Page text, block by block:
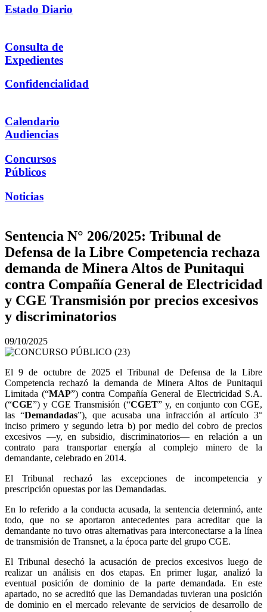
Estado Diario
Consulta de
Expedientes
Confidencialidad
Calendario
Audiencias
Concursos
Públicos
Noticias
Sentencia N° 206/2025: Tribunal de
Defensa de la Libre Competencia rechaza
demanda de Minera Altos de Punitaqui
contra Compañía General de Electricidad
y CGE Transmisión por precios excesivos
y discriminatorios
09/10/2025
El 9 de octubre de 2025 el Tribunal de Defensa de la Libre
Competencia rechazó la demanda de Minera Altos de Punitaqui
Limitada (“MAP”) contra Compañía General de Electricidad S.A.
(“CGE”) y CGE Transmisión (“CGET” y, en conjunto con CGE,
las “Demandadas”), que acusaba una infracción al artículo 3°
inciso primero y segundo letra b) por medio del cobro de precios
excesivos —y, en subsidio, discriminatorios— en relación a un
contrato para transportar energía al complejo minero de la
demandante, celebrado en 2014.
El Tribunal rechazó las excepciones de incompetencia y
prescripción opuestas por las Demandadas.
En lo referido a la conducta acusada, la sentencia determinó, ante
todo, que no se aportaron antecedentes para acreditar que la
demandante no tuvo otras alternativas para interconectarse a la línea
de transmisión de Transnet, a la época parte del grupo CGE.
El Tribunal desechó la acusación de precios excesivos luego de
realizar un análisis en dos etapas. En primer lugar, analizó la
eventual posición de dominio de la parte demandada. En este
apartado, no se acreditó que las Demandadas tuvieran una posición
de dominio en el mercado relevante de servicios de desarrollo de